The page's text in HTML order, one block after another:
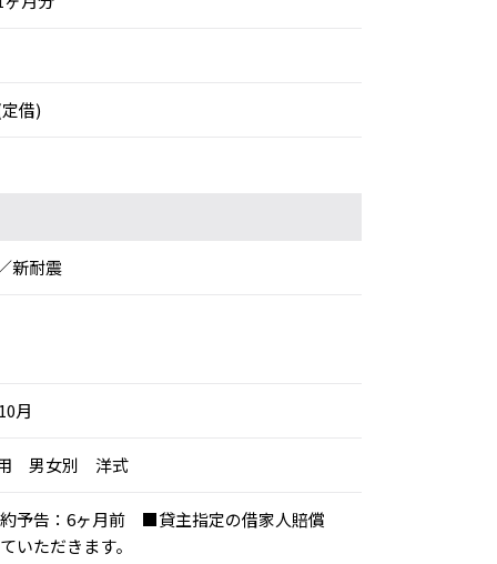
借)
新耐震
月
用 男女別 洋式
告：6ヶ月前 ■貸主指定の借家人賠償
ただきます。